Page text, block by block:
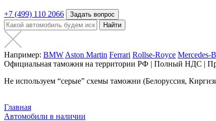
+7 (499) 110 2066
Задать вопрос
Найти
Например: BMW Aston Martin Ferrari Rollse-Royce Mercedes-
Официальная таможня на территории РФ | Полный НДС |
Не используем “серые” схемы таможни (Белоруссия,
Главная
Автомобили в наличии